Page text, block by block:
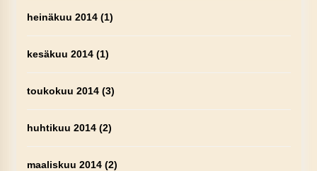
heinäkuu 2014(1)
kesäkuu 2014(1)
toukokuu 2014(3)
huhtikuu 2014(2)
maaliskuu 2014(2)